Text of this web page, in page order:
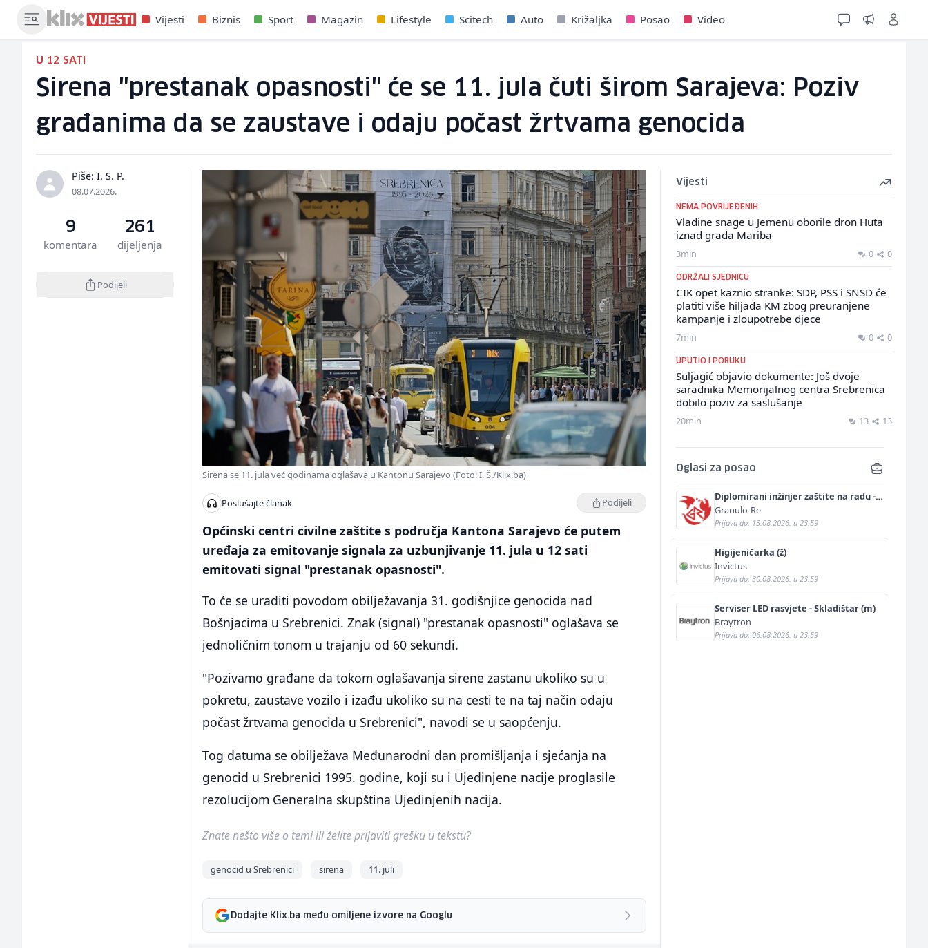
Vijesti Biznis Sport Magazin Lifestyle Scitech Auto Križaljka Posao Video
U 12 SATI
Sirena "prestanak opasnosti" će se 11. jula čuti širom Sarajeva: Poziv
građanima da se zaustave i odaju počast žrtvama genocida
Piše: I. S. P.
08.07.2026.
9
komentara
261
dijeljenja
Podijeli
Sirena se 11. jula već godinama oglašava u Kantonu Sarajevo (Foto: I. Š./Klix.ba)
Poslušajte članak Podijeli
Općinski centri civilne zaštite s područja Kantona Sarajevo će putem
uređaja za emitovanje signala za uzbunjivanje 11. jula u 12 sati
emitovati signal "prestanak opasnosti".
To će se uraditi povodom obilježavanja 31. godišnjice genocida nad
Bošnjacima u Srebrenici. Znak (signal) "prestanak opasnosti" oglašava se
jednoličnim tonom u trajanju od 60 sekundi.
"Pozivamo građane da tokom oglašavanja sirene zastanu ukoliko su u
pokretu, zaustave vozilo i izađu ukoliko su na cesti te na taj način odaju
počast žrtvama genocida u Srebrenici", navodi se u saopćenju.
Tog datuma se obilježava Međunarodni dan promišljanja i sjećanja na
genocid u Srebrenici 1995. godine, koji su i Ujedinjene nacije proglasile
rezolucijom Generalna skupština Ujedinjenih nacija.
Znate nešto više o temi ili želite prijaviti grešku u tekstu?
genocid u Srebrenici sirena 11. juli
Dodajte Klix.ba među omiljene izvore na Googlu
Vijesti
NEMA POVRIJEĐENIH
Vladine snage u Jemenu oborile dron Huta
iznad grada Mariba
3min 0 0
ODRŽALI SJEDNICU
CIK opet kaznio stranke: SDP, PSS i SNSD će
platiti više hiljada KM zbog preuranjene
kampanje i zloupotrebe djece
7min 0 0
UPUTIO I PORUKU
Suljagić objavio dokumente: Još dvoje
saradnika Memorijalnog centra Srebrenica
dobilo poziv za saslušanje
20min 13 13
Oglasi za posao
Diplomirani inžinjer zaštite na radu -
Bachelor inžinjer sigurnosti i pomoći
(m/ž)
Granulo-Re
Prijava do: 13.08.2026. u 23:59
Higijeničarka (ž)
Invictus
Prijava do: 30.08.2026. u 23:59
Serviser LED rasvjete - Skladištar (m)
Braytron
Prijava do: 06.08.2026. u 23:59